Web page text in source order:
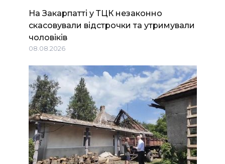
На Закарпатті у ТЦК незаконно
скасовували відстрочки та утримували
чоловіків
08.08.2026